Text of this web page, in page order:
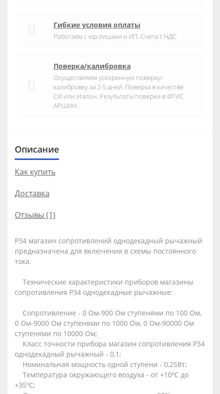
Гибкие условия оплаты
Работаем с юр.лицами и ИП. Счета с НДС
Поверка/калибровка
Осуществляем ускоренную поверку/
калибровку за 2-5 дней. Поверка в качестве
СИ или эталон. Результаты поверки в ФГИС
АРШИН.
Описание
Как купить
Доставка
Отзывы (1)
Р34 магазин сопротивлений однодекадный рычажный
предназначена для включения в схемы постоянного
тока.
Технические характеристики приборов магазины
сопротивления Р34 однодекадные рычажные:
Сопротивление - 0 Ом-900 Ом ступенями по 100 Ом,
0 Ом-9000 Ом ступенями по 1000 Ом, 0 Ом-90000 Ом
ступенями по 10000 Ом;
Класс точности прибора магазин сопротивления Р34
однодекадный рычажный - 0,1;
Номинальная мощность одной ступени - 0,25Вт;
Температура окружающего воздуха - от +10ºС до
+35ºС;